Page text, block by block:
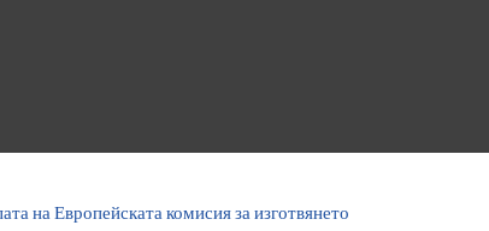
на Европейската комисия за изготвянето